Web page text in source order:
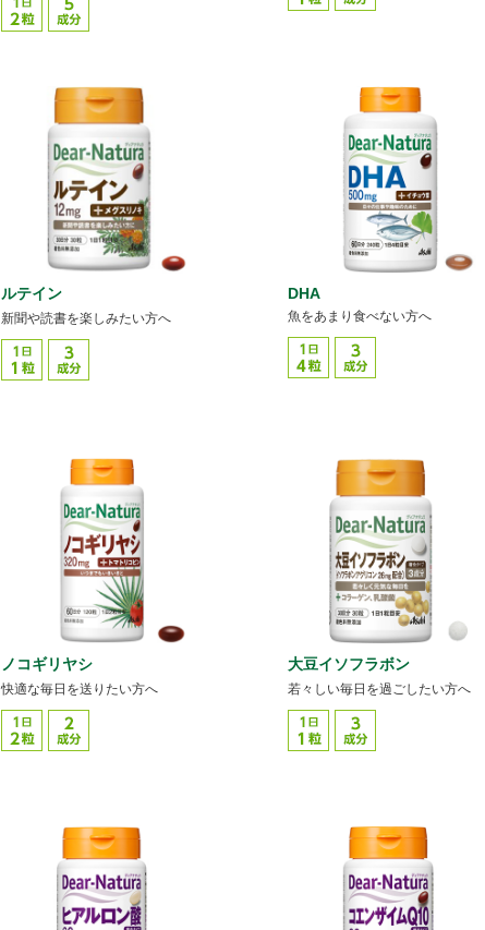
ルテイン
新聞や読書を楽しみたい方へ
DHA
魚をあまり食べない方へ
ノコギリヤシ
快適な毎日を送りたい方へ
大豆イソフラボン
若々しい毎日を過ごしたい方へ